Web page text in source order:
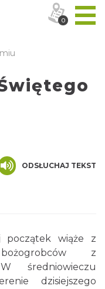
ODSŁUCHAJ TEKST
początek wiąże z
z
średniowieczu
dzisiejszego
0